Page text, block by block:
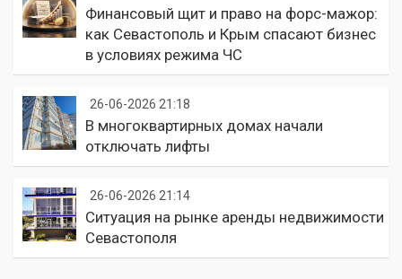
Финансовый щит и право на форс-мажор:
как Севастополь и Крым спасают бизнес
в условиях режима ЧС
26-06-2026 21:18
В многоквартирных домах начали
отключать лифты
26-06-2026 21:14
Ситуация на рынке аренды недвижимости
Севастополя